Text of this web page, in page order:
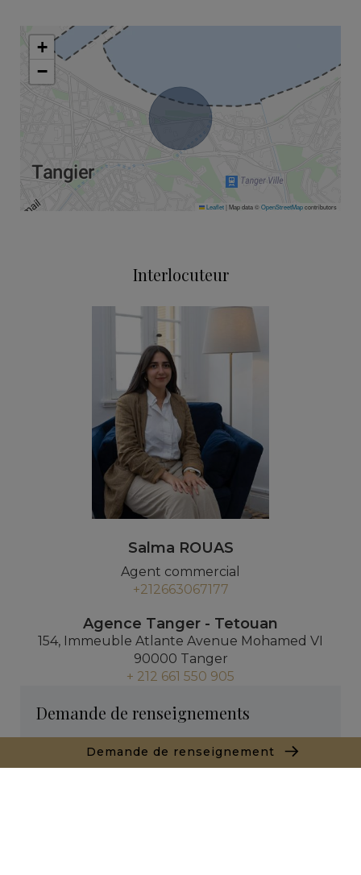
Demande de renseignement
+
−
Leaflet| Map data ©OpenStreetMapcontributors
Interlocuteur
Salma ROUAS
Agent commercial
+212663067177
Agence Tanger - Tetouan
154, Immeuble Atlante Avenue Mohamed VI
90000 Tanger
+ 212 661 550 905
Demande de renseignements